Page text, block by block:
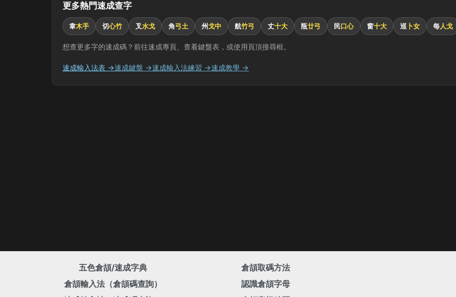
更多熱門速成查字
韋木手 切心竹 叉水戈 角弓土 州戈中 航竹弓 丈十大 瓶廿弓 民口心 窗十大 巡 卜女 每人戈
想查更多字的速成碼？前往速成專頁、查看鍵盤表，或使用頁頂搜尋框。
速成輸入法表 →速成鍵盤 →速成輸入法練習 →速成教學 →
五色倉頡/速成字典
倉頡輸入法（倉頡碼查詢）
倉頡取碼方法
認識倉頡字母